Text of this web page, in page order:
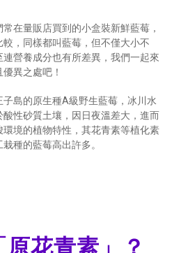
在量販店買到的小盒裝新鮮藍莓，
，同樣都叫藍莓，但不僅大小不
營養成分也有所差異，我們一起來
異之處吧！
島的原生種A級野生藍莓，冰川水
性砂質土壤，因日夜溫差大，進而
境的植物特性，其花青素等植化素
種的藍莓高出許多。
花青素」？